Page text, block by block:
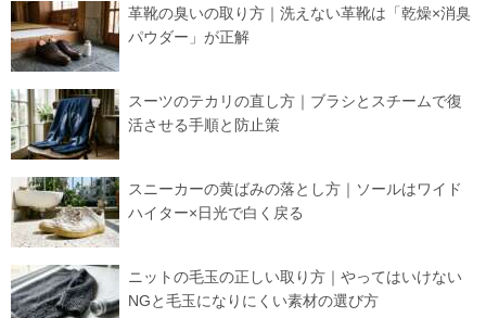
革靴の臭いの取り方｜洗えない革靴は「乾燥×消臭
パウダー」が正解
スーツのテカリの直し方｜ブラシとスチームで復
活させる手順と防止策
スニーカーの黄ばみの落とし方｜ソールはワイド
ハイター×日光で白く戻る
ニットの毛玉の正しい取り方｜やってはいけない
NGと毛玉になりにくい素材の選び方